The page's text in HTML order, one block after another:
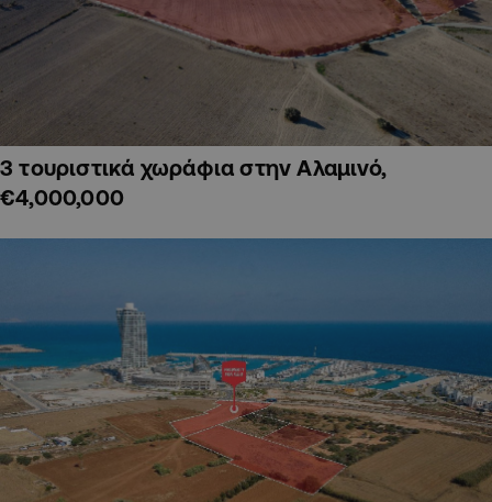
3 τουριστικά χωράφια στην Αλαμινό,
€4,000,000